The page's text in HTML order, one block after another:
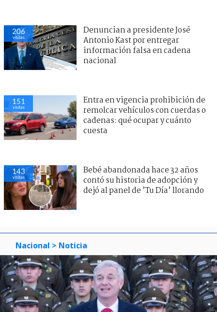
206
visitas
Denuncian a presidente José
Antonio Kast por entregar
información falsa en cadena
nacional
151
visitas
Entra en vigencia prohibición de
remolcar vehículos con cuerdas o
cadenas: qué ocupar y cuánto
cuesta
143
visitas
Bebé abandonada hace 32 años
contó su historia de adopción y
dejó al panel de ’Tu Día’ llorando
Nacional > Noticia